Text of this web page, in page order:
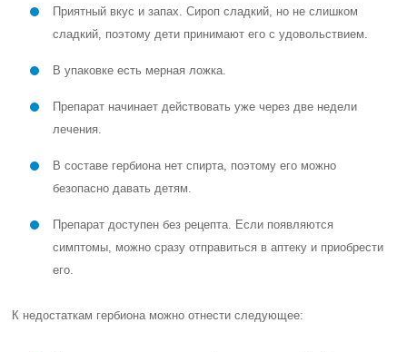
Приятный вкус и запах. Сироп сладкий, но не слишком
сладкий, поэтому дети принимают его с удовольствием.
В упаковке есть мерная ложка.
Препарат начинает действовать уже через две недели
лечения.
В составе гербиона нет спирта, поэтому его можно
безопасно давать детям.
Препарат доступен без рецепта. Если появляются
симптомы, можно сразу отправиться в аптеку и приобрести
его.
К недостаткам гербиона можно отнести следующее: